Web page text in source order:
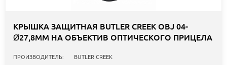
КРЫШКА ЗАЩИТНАЯ BUTLER CREEK OBJ 04-
Ø27,8ММ НА ОБЪЕКТИВ ОПТИЧЕСКОГО ПРИЦЕЛА
ПРОИЗВОДИТЕЛЬ: BUTLER CREEK